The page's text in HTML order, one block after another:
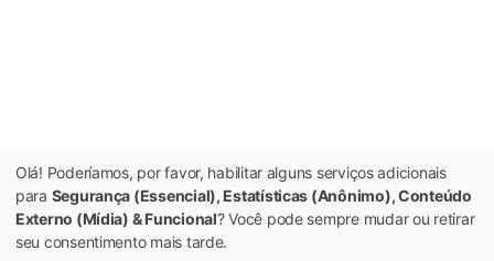
Olá! Poderíamos, por favor, habilitar alguns serviços adicionais
para Segurança (Essencial), Estatísticas (Anônimo), Conteúdo
Externo (Mídia) & Funcional? Você pode sempre mudar ou retirar
seu consentimento mais tarde.